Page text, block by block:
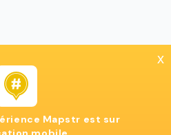
x
Mapstr est sur